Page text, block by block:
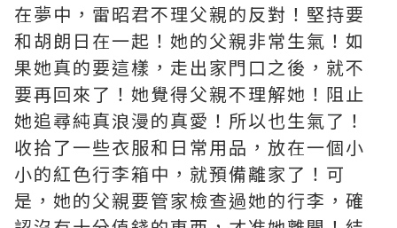
在夢中，雷昭君不理父親的反對！堅持要
和胡朗日在一起！她的父親非常生氣！如
果她真的要這樣，走出家門口之後，就不
要再回來了！她覺得父親不理解她！阻止
她追尋純真浪漫的真愛！所以也生氣了！
收拾了一些衣服和日常用品，放在一個小
小的紅色行李箱中，就預備離家了！可
是，她的父親要管家檢查過她的行李，確